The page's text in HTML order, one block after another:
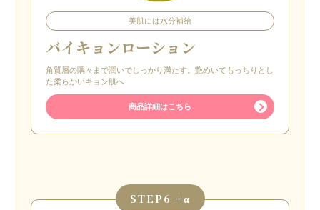
美肌には水分補給
バイキョンローション
角質層の隅々まで潤いでしっかり満たす。艶めいてもっちりとし
た柔らかいキョン肌へ
商品詳細はこちら
STEP 6 +α